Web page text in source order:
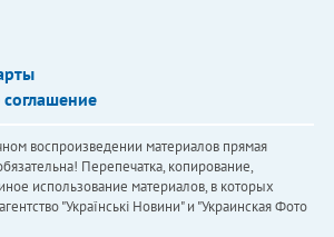
соглашение
воспроизведении материалов прямая
Перепечатка, копирование,
использование материалов, в которых
"Українськi Новини" и "Украинская Фото